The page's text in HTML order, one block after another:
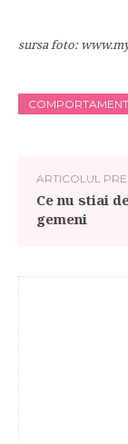
sursa foto:
COMPORTAMENT
ARTICOLUL
Ce nu stiai
gemeni